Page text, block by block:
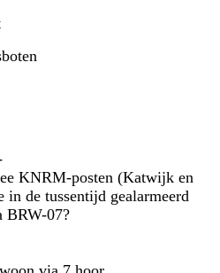
KNRM-posten (Katwijk en
de tussentijd gealarmeerd
BRW-07?